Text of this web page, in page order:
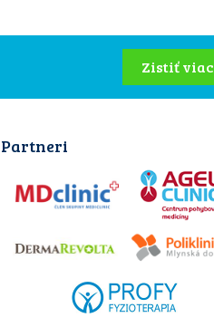
Zistiť viac
Partneri